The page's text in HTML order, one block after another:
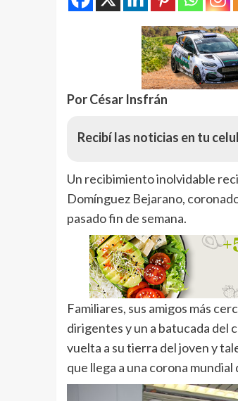
Por César Insfrán
Recibí las noticias en tu
Un recibimiento inolvidable
Domínguez Bejarano,
pasado fin de semana.
Familiares, sus amigos más
dirigentes y un a batucada del
vuelta a su tierra del joven y
que llega a una corona mundial